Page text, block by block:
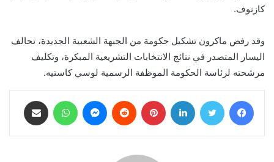
كازنوف.
وقد رفض ماكرون تشكيل حكومة من الجبهة الشعبية الجديدة، تحالف
اليسار المتصدر في نتائج الانتخابات التشريعية المبكرة، وتكليف
مرشحته لرئاسة الحكومة الموظفة الرسمية لوسي كاستيه.
فيسبوك تويتر لينكدإن بينتيريست ماسنجر واتساب